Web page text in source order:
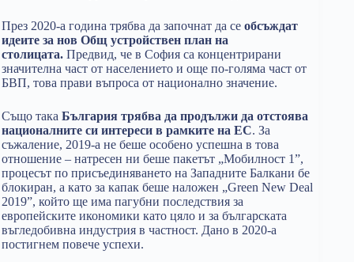
През 2020-а година трябва да започнат да се обсъждат
идеите за нов Общ устройствен план на
столицата. Предвид, че в София са концентрирани
значителна част от населението и още по-голяма част от
БВП, това прави въпроса от национално значение.
Също така България трябва да продължи да отстоява
националните си интереси в рамките на ЕС. За
съжаление, 2019-а не беше особено успешна в това
отношение – натресен ни беше пакетът „Мобилност 1”,
процесът по присъединяването на Западните Балкани бе
блокиран, а като за капак беше наложен „Green New Deal
2019”, който ще има пагубни последствия за
европейските икономики като цяло и за българската
въгледобивна индустрия в частност. Дано в 2020-а
постигнем повече успехи.